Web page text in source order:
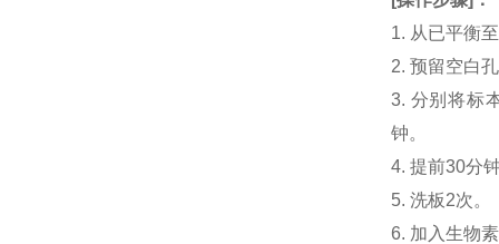
1. 从已平衡
2. 预留空白
3. 分别将标
钟。
4. 提前30分
5. 洗板2次。
6. 加入生物